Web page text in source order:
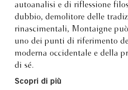
autoanalisi e di riflessione
dubbio, demolitore delle
rinascimentali, Montaigne può
uno dei punti di riferimento
moderna occidentale e della
di sé.
Scopri di più